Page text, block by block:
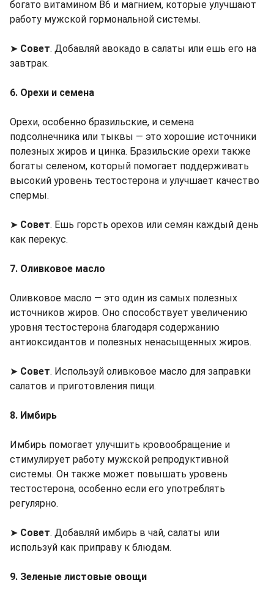
богато витамином B6 и магнием, которые улучшают
работу мужской гормональной системы.
➤ Совет. Добавляй авокадо в салаты или ешь его на
завтрак.
6. Орехи и семена
Орехи, особенно бразильские, и семена
подсолнечника или тыквы — это хорошие источники
полезных жиров и цинка. Бразильские орехи также
богаты селеном, который помогает поддерживать
высокий уровень тестостерона и улучшает качество
спермы.
➤ Совет. Ешь горсть орехов или семян каждый день
как перекус.
7. Оливковое масло
Оливковое масло — это один из самых полезных
источников жиров. Оно способствует увеличению
уровня тестостерона благодаря содержанию
антиоксидантов и полезных ненасыщенных жиров.
➤ Совет. Используй оливковое масло для заправки
салатов и приготовления пищи.
8. Имбирь
Имбирь помогает улучшить кровообращение и
стимулирует работу мужской репродуктивной
системы. Он также может повышать уровень
тестостерона, особенно если его употреблять
регулярно.
➤ Совет. Добавляй имбирь в чай, салаты или
используй как приправу к блюдам.
9. Зеленые листовые овощи